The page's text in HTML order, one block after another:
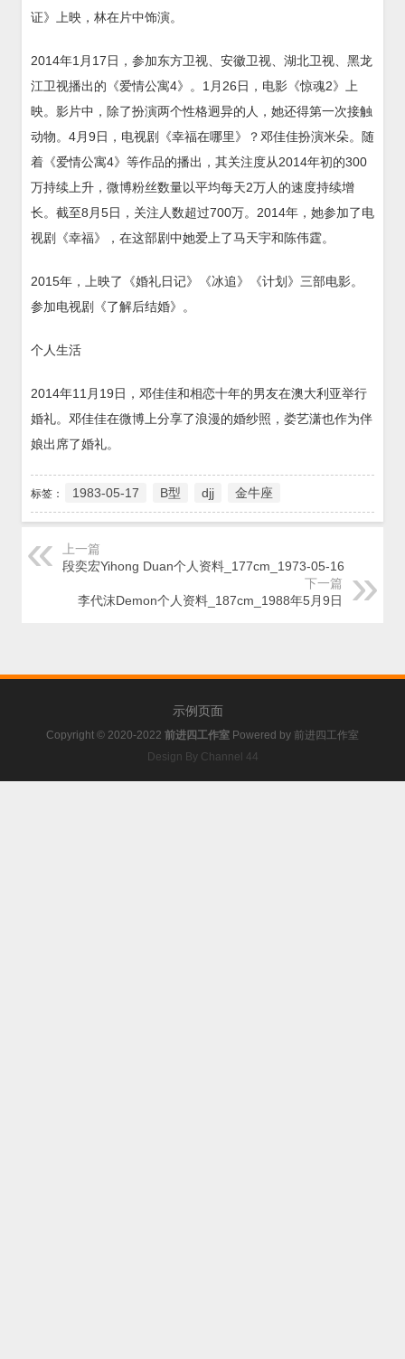
证》上映，林在片中饰演。
2014年1月17日，参加东方卫视、安徽卫视、湖北卫视、黑龙
江卫视播出的《爱情公寓4》。1月26日，电影《惊魂2》上
映。影片中，除了扮演两个性格迥异的人，她还得第一次接触
动物。4月9日，电视剧《幸福在哪里》？邓佳佳扮演米朵。随
着《爱情公寓4》等作品的播出，其关注度从2014年初的300
万持续上升，微博粉丝数量以平均每天2万人的速度持续增
长。截至8月5日，关注人数超过700万。2014年，她参加了电
视剧《幸福》，在这部剧中她爱上了马天宇和陈伟霆。
2015年，上映了《婚礼日记》《冰追》《计划》三部电影。
参加电视剧《了解后结婚》。
个人生活
2014年11月19日，邓佳佳和相恋十年的男友在澳大利亚举行
婚礼。邓佳佳在微博上分享了浪漫的婚纱照，娄艺潇也作为伴
娘出席了婚礼。
标签： 1983-05-17 B型 djj 金牛座
上一篇
段奕宏Yihong Duan个人资料_177cm_1973-05-16
下一篇
李代沫Demon个人资料_187cm_1988年5月9日
示例页面
Copyright © 2020-2022 前进四工作室 Powered by 前进四工作室
Design By Channel 44